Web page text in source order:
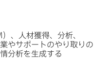
）、​人材獲得、​分析、​
や​サポートの​やり取りの​
分析を​生成する​